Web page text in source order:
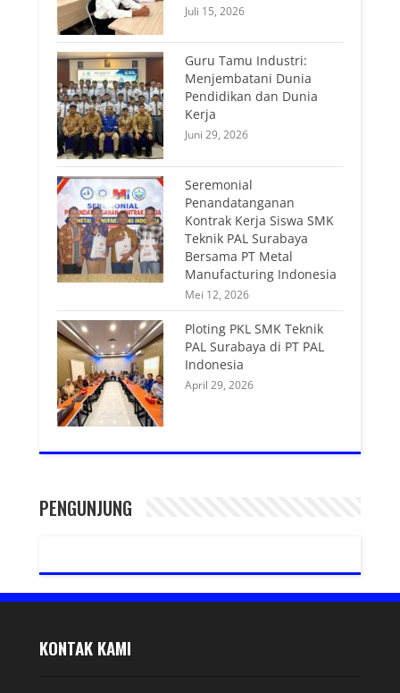
Juli 15, 2026
Guru Tamu Industri:
Menjembatani Dunia
Pendidikan dan Dunia
Kerja
Juni 29, 2026
Seremonial
Penandatanganan
Kontrak Kerja Siswa SMK
Teknik PAL Surabaya
Bersama PT Metal
Manufacturing Indonesia
Mei 12, 2026
Ploting PKL SMK Teknik
PAL Surabaya di PT PAL
Indonesia
April 29, 2026
PENGUNJUNG
KONTAK KAMI